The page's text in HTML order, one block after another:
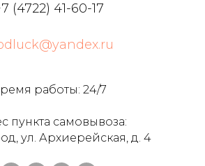
(4722) 41-60-17
работы: 24/7
пункта самовывоза:
ул. Архиерейская, д. 4